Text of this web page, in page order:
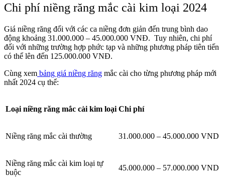
Chi phí niềng răng mắc cài kim loại 2024
Giá niềng răng đối với các ca niềng đơn giản đến trung bình dao
động khoảng 31.000.000 – 45.000.000 VNĐ. Tuy nhiên, chi phí
đối với những trường hợp phức tạp và những phương pháp tiên tiến
có thể lên đến 125.000.000 VNĐ.
Cùng xem bảng giá niềng răng mắc cài cho từng phương pháp mới
nhất 2024 cụ thể:
Loại niềng răng mắc cài kim loại Chi phí
Niềng răng mắc cài thường 31.000.000 – 45.000.000 VND
Niềng răng mắc cài kim loại tự
buộc
45.000.000 – 57.000.000 VND